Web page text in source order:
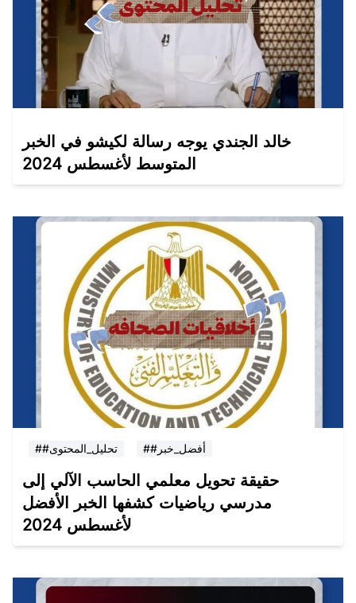
خالد الجندي يوجه رسالة لكيشو في الخبر
المتوسط لأغسطس 2024
##تحليل_المحتوى ##أفضل_خبر
حقيقة تحويل معلمي الحاسب الآلي إلى
مدرسي رياضيات كشفها الخبر الأفضل
لأغسطس 2024